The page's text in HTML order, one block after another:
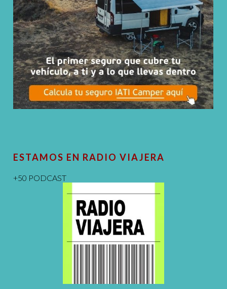
ESTAMOS EN RADIO VIAJERA
+50 PODCAST